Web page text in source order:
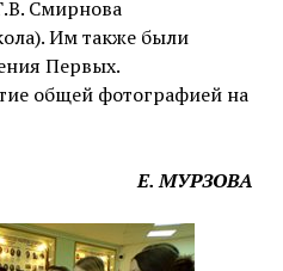
Смирнова
Им также были
Первых.
общей фотографией на
Е. МУРЗОВА